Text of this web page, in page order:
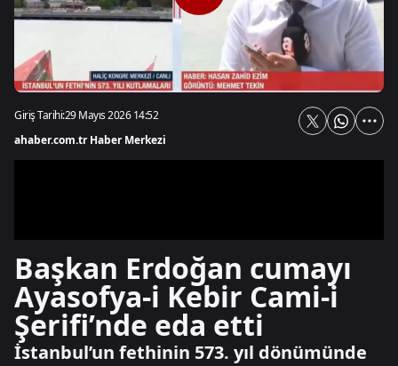
Giriş Tarihi:29 Mayıs 2026 14:52
ahaber.com.tr Haber Merkezi
Başkan Erdoğan cumayı
Ayasofya-i Kebir Cami-i
Şerifi’nde eda etti
İstanbul’un fethinin 573. yıl dönümünde